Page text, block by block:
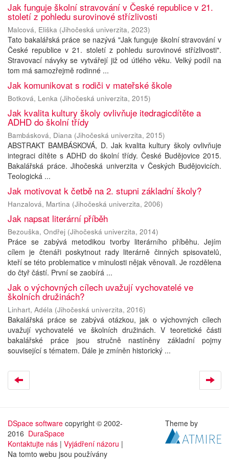
Jak funguje školní stravování v České republice v 21.
století z pohledu surovinové střízlivosti
Malcová, Eliška (Jihočeská univerzita, 2023)
Tato bakalářská práce se nazývá "Jak funguje školní stravování v
České republice v 21. století z pohledu surovinové střízlivosti".
Stravovací návyky se vytvářejí již od útlého věku. Velký podíl na
tom má samozřejmě rodinné ...
Jak komunikovat s rodiči v mateřské škole
Botková, Lenka (Jihočeská univerzita, 2015)
Jak kvalita kultury školy ovlivňuje itedragicdítěte a
ADHD do školní třídy
Bambásková, Diana (Jihočeská univerzita, 2015)
ABSTRAKT BAMBÁSKOVÁ, D. Jak kvalita kultury školy ovlivňuje
integraci dítěte s ADHD do školní třídy. České Budějovice 2015.
Bakalářská práce. Jihočeská univerzita v Českých Budějovicích.
Teologická ...
Jak motivovat k četbě na 2. stupni základní školy?
Hanzalová, Martina (Jihočeská univerzita, 2006)
Jak napsat literární příběh
Bezouška, Ondřej (Jihočeská univerzita, 2014)
Práce se zabývá metodikou tvorby literárního příběhu. Jejím
cílem je čtenáři poskytnout rady literárně činných spisovatelů,
kteří se této problematice v minulosti nějak věnovali. Je rozdělena
do čtyř částí. První se zaobírá ...
Jak o výchovných cílech uvažují vychovatelé ve
školních družinách?
Linhart, Adéla (Jihočeská univerzita, 2016)
Bakalářská práce se zabývá otázkou, jak o výchovných cílech
uvažují vychovatelé ve školních družinách. V teoretické části
bakalářské práce jsou stručně nastíněny základní pojmy
související s tématem. Dále je zmíněn historický ...
DSpace software copyright © 2002-
2016 DuraSpace
Kontaktujte nás | Vyjádření názoru |
Na tomto webu jsou používány
Theme by